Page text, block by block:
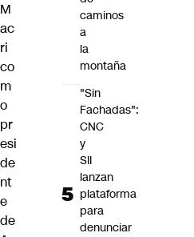
M
ac
ri
co
m
o
pr
esi
de
nt
e
de
caminos
a
la
montaña
"Sin
Fachadas":
CNC
y
SII
lanzan
plataforma
para
denunciar